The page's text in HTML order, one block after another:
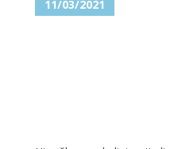
11/03/2021